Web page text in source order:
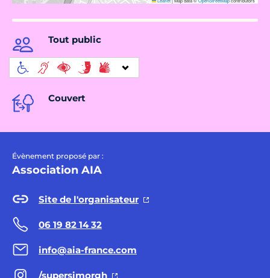
Tout public
Couvert
Évènement proposé par :
Association AIA
Site de l'organisateur
06 19 82 14 32
info@aia-france.com
/supersimorgh